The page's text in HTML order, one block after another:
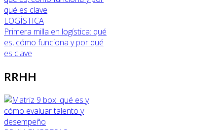
LOGÍSTICA
Primera milla en logística: qué
es, cómo funciona y por qué
es clave
RRHH